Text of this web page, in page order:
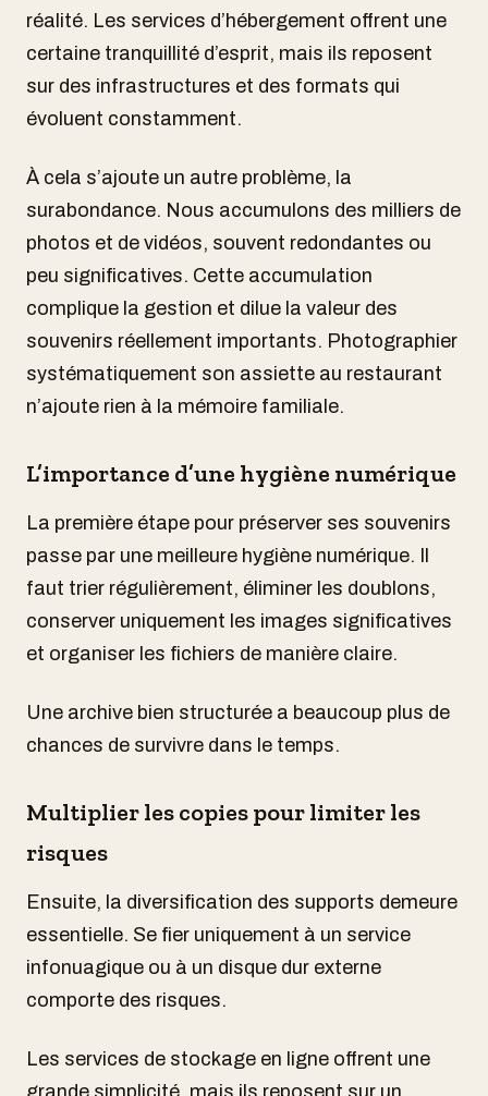
réalité. Les services d’hébergement offrent une
certaine tranquillité d’esprit, mais ils reposent
sur des infrastructures et des formats qui
évoluent constamment.
À cela s’ajoute un autre problème, la
surabondance. Nous accumulons des milliers de
photos et de vidéos, souvent redondantes ou
peu significatives. Cette accumulation
complique la gestion et dilue la valeur des
souvenirs réellement importants. Photographier
systématiquement son assiette au restaurant
n’ajoute rien à la mémoire familiale.
L’importance d’une hygiène numérique
La première étape pour préserver ses souvenirs
passe par une meilleure hygiène numérique. Il
faut trier régulièrement, éliminer les doublons,
conserver uniquement les images significatives
et organiser les fichiers de manière claire.
Une archive bien structurée a beaucoup plus de
chances de survivre dans le temps.
Multiplier les copies pour limiter les
risques
Ensuite, la diversification des supports demeure
essentielle. Se fier uniquement à un service
infonuagique ou à un disque dur externe
comporte des risques.
Les services de stockage en ligne offrent une
grande simplicité, mais ils reposent sur un